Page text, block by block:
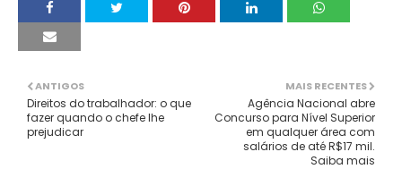
MAIS RECENTES
Agência Nacional abre
Concurso para Nível Superior
em qualquer área com
salários de até R$17 mil.
Saiba mais
ANTIGOS
Direitos do trabalhador: o que
fazer quando o chefe lhe
prejudicar